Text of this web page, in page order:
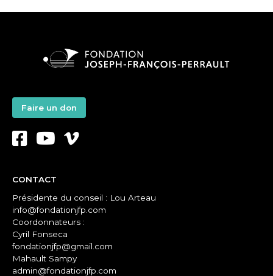
Faire un don
CONTACT
Présidente du conseil : Lou Arteau
info@fondationjfp.com
Coordonnateurs :
Cyril Fonseca
fondationjfp@gmail.com
Mahault Sampy
admin@fondationjfp.com